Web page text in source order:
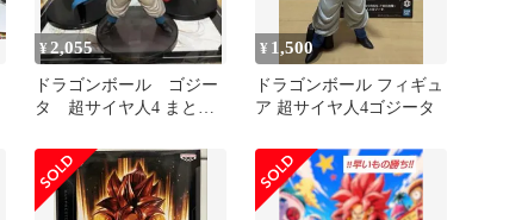
¥2,055
ドラゴンボール ゴジー
タ 超サイヤ人4 まとめ
¥ 1,500
ドラゴンボール フィギュ
ア 超サイヤ人4ゴジータ